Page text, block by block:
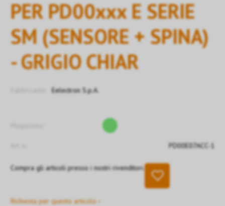
PER PD00xxx E SERIE
SM (SENSORE + SPINA)
- GRIGIO CHIAR
Eelectron S.p.A.
PD00E07ACC-1
Compra gli articoli presso i nostri rivenditori.
Richiesta per questo articolo ›